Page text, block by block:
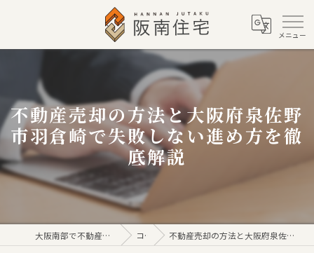
不動産売却の方法と大阪府泉佐野
市羽倉崎で失敗しない進め方を徹
底解説
大阪南部で不動産売買なら株式会社阪南住宅 コラム 不動産売却の方法と大阪府泉佐野市羽倉崎で失敗しない進め方を徹底解説